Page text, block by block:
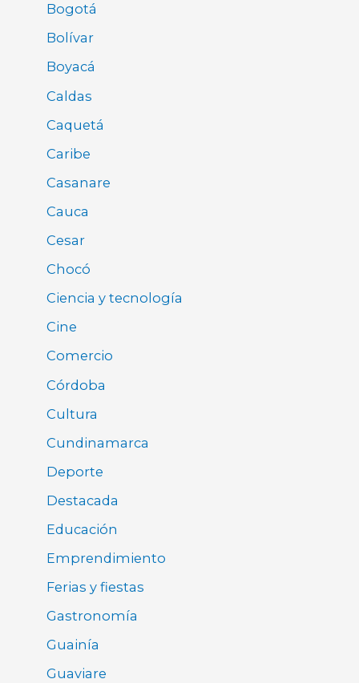
Bogotá
Bolívar
Boyacá
Caldas
Caquetá
Caribe
Casanare
Cauca
Cesar
Chocó
Ciencia y tecnología
Cine
Comercio
Córdoba
Cultura
Cundinamarca
Deporte
Destacada
Educación
Emprendimiento
Ferias y fiestas
Gastronomía
Guainía
Guaviare